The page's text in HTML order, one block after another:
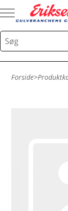
Forside>